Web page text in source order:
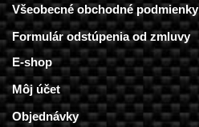
Všeobecné obchodné podmienky
Formulár odstúpenia od zmluvy
E-shop
Môj účet
Objednávky